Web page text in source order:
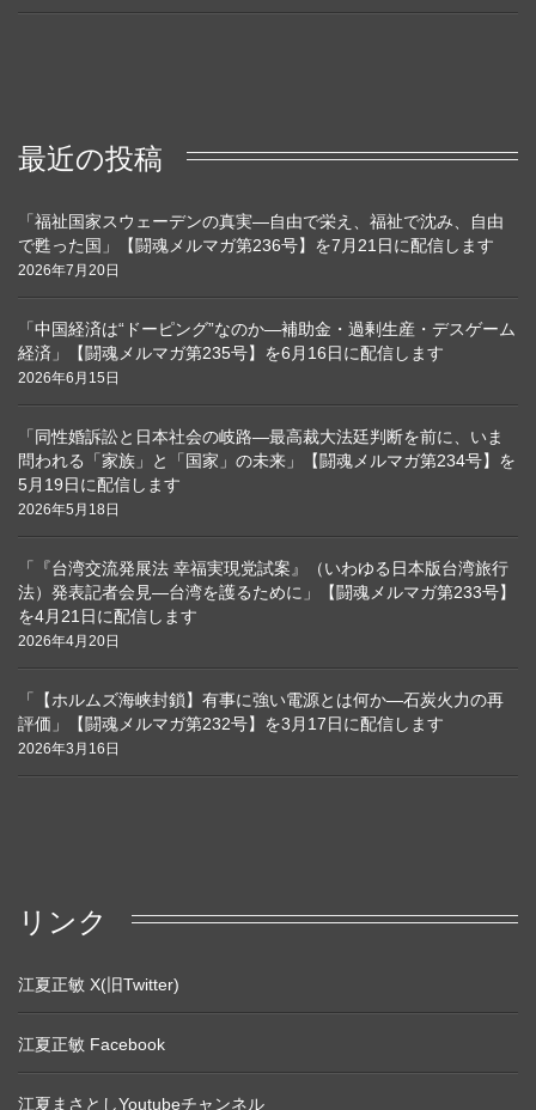
最近の投稿
「福祉国家スウェーデンの真実―自由で栄え、福祉で沈み、自由
で甦った国」【闘魂メルマガ第236号】を7月21日に配信します
2026年7月20日
「中国経済は“ドーピング”なのか―補助金・過剰生産・デスゲーム
経済」【闘魂メルマガ第235号】を6月16日に配信します
2026年6月15日
「同性婚訴訟と日本社会の岐路―最高裁大法廷判断を前に、いま
問われる「家族」と「国家」の未来」【闘魂メルマガ第234号】を
5月19日に配信します
2026年5月18日
「『台湾交流発展法 幸福実現党試案』（いわゆる日本版台湾旅行
法）発表記者会見―台湾を護るために」【闘魂メルマガ第233号】
を4月21日に配信します
2026年4月20日
「【ホルムズ海峡封鎖】有事に強い電源とは何か―石炭火力の再
評価」【闘魂メルマガ第232号】を3月17日に配信します
2026年3月16日
リンク
江夏正敏 X(旧Twitter)
江夏正敏 Facebook
江夏まさとしYoutubeチャンネル